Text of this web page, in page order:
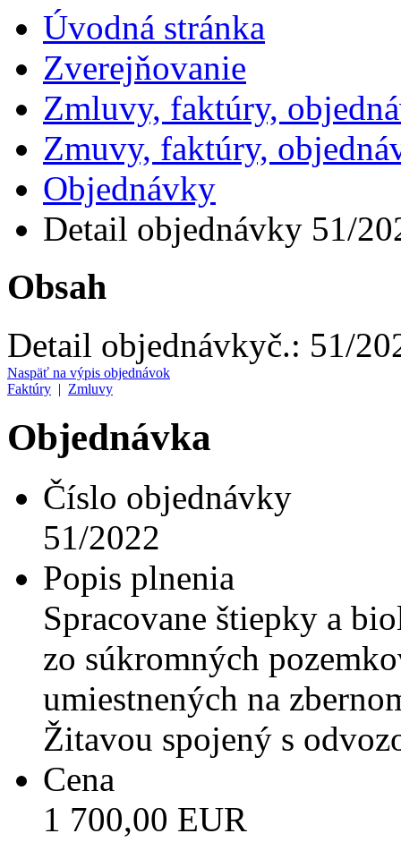
Úvodná stránka
Zverejňovanie
Zmluvy, faktúry,
Zmuvy, faktúry,
Objednávky
Detail objednávky 51/
Obsah
Detail objednávkyč.: 51/
Naspäť na výpis objednávok
Faktúry | Zmluvy
Objednávka
Číslo objednávky
51/2022
Popis plnenia
Spracovane štiepky a
zo súkromných
umiestnených na
Žitavou spojený s
Cena
1 700,00 EUR